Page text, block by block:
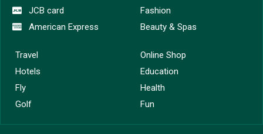
JCB card
American Express
Fashion
Beauty & Spas
Travel
Hotels
Fly
Golf
Online Shop
Education
Health
Fun